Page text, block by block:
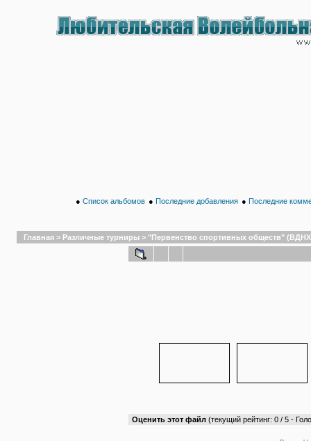
● Список альбомов ● Последние добавления ● Последние
Главная > Различные турниры > "Первенство спортивных обществ"
Оценить этот файл (текущий рейтинг: 0 / 5 -